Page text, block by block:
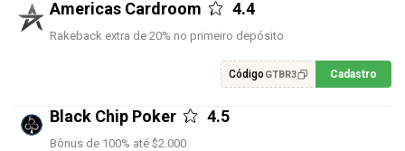
Americas Cardroom 4.4
Rakeback extra de 20% no primeiro depósito
Código GTBR3 Cadastro
Black Chip Poker 4.5
Bônus de 100% até $2.000